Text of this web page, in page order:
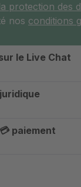
protection des
nos conditions
le Live Chat
paiement